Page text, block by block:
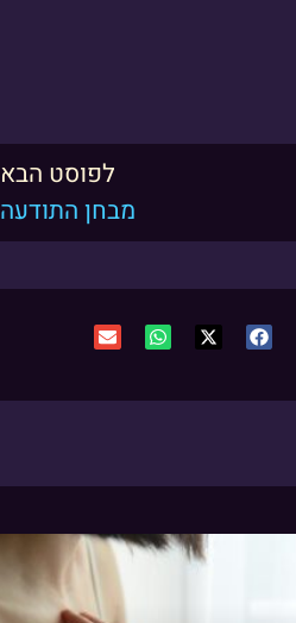
לפוסט הבא
מבחן התודעה